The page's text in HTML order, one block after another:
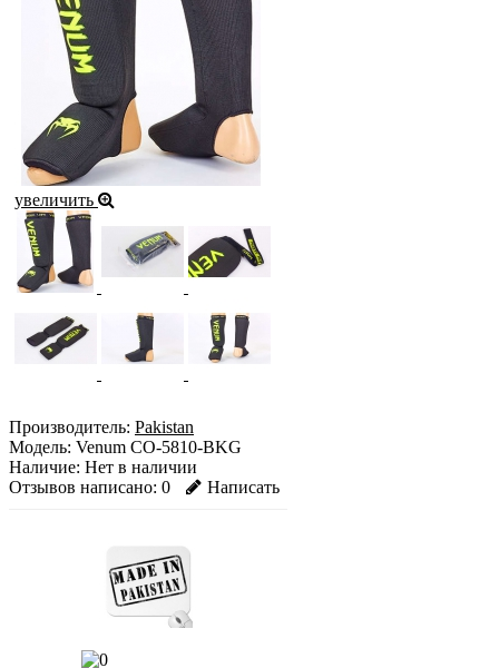
увеличить
Производитель: Pakistan
Модель: Venum CO-5810-BKG
Наличие: Нет в наличии
Отзывов написано: 0 Написать